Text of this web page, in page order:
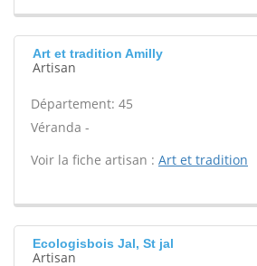
Art et tradition Amilly
Artisan
Département: 45
Véranda -
Voir la fiche artisan : Art et tradition
Ecologisbois Jal, St jal
Artisan